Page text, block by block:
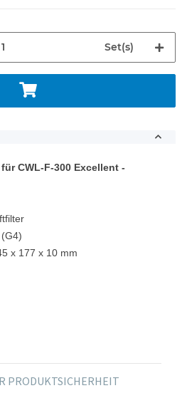
Set(s)
fürCWL-F-300 Excellent -
x 177 x 10 mm
PRODUKTSICHERHEIT